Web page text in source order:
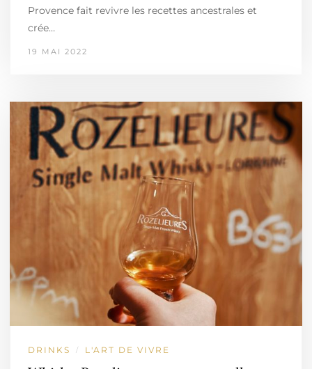
Provence fait revivre les recettes ancestrales et
crée…
19 MAI 2022
DRINKS / L'ART DE VIVRE